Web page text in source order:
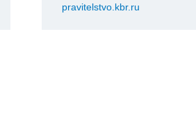
pravitelstvo.kbr.ru